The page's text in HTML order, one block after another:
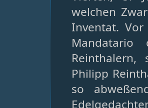
welchen
Inventat.
Mandatario
Philipp
so